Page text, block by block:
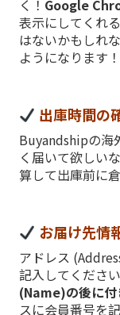
く！ Google
表示にしてくれ
はないかもしれ
ようになります！
出庫時間の
Buyandshipの海
く届いて欲しい
算して出庫前に
お届け先情
アドレス
記入してくださ
(Name)の後に付
スに会員番号を